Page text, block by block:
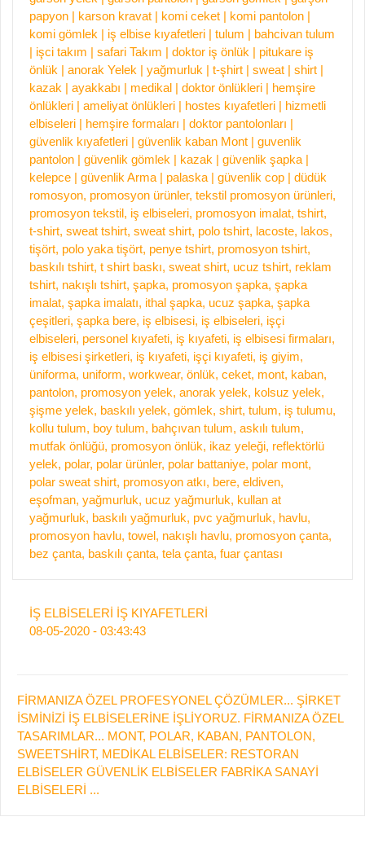
papyon | karson kravat | komi ceket | komi pantolon |
komi gömlek | iş elbise kıyafetleri | tulum | bahcivan tulum
| işci takım | safari Takım | doktor iş önlük | pitukare iş
önlük | anorak Yelek | yağmurluk | t-şhirt | sweat | shirt |
kazak | ayakkabı | medikal | doktor önlükleri | hemşire
önlükleri | ameliyat önlükleri | hostes kıyafetleri | hizmetli
elbiseleri | hemşire formaları | doktor pantolonları |
güvenlik kıyafetleri | güvenlik kaban Mont | guvenlik
pantolon | güvenlik gömlek | kazak | güvenlik şapka |
kelepce | güvenlik Arma | palaska | güvenlik cop | düdük
romosyon, promosyon ürünler, tekstil promosyon ürünleri,
promosyon tekstil, iş elbiseleri, promosyon imalat, tshirt,
t-shirt, sweat tshirt, sweat shirt, polo tshirt, lacoste, lakos,
tişört, polo yaka tişört, penye tshirt, promosyon tshirt,
baskılı tshirt, t shirt baskı, sweat shirt, ucuz tshirt, reklam
tshirt, nakışlı tshirt, şapka, promosyon şapka, şapka
imalat, şapka imalatı, ithal şapka, ucuz şapka, şapka
çeşitleri, şapka bere, iş elbisesi, iş elbiseleri, işçi
elbiseleri, personel kıyafeti, iş kıyafeti, iş elbisesi firmaları,
iş elbisesi şirketleri, iş kıyafeti, işçi kıyafeti, iş giyim,
üniforma, uniform, workwear, önlük, ceket, mont, kaban,
pantolon, promosyon yelek, anorak yelek, kolsuz yelek,
şişme yelek, baskılı yelek, gömlek, shirt, tulum, iş tulumu,
kollu tulum, boy tulum, bahçıvan tulum, askılı tulum,
mutfak önlüğü, promosyon önlük, ikaz yeleği, reflektörlü
yelek, polar, polar ürünler, polar battaniye, polar mont,
polar sweat shirt, promosyon atkı, bere, eldiven,
eşofman, yağmurluk, ucuz yağmurluk, kullan at
yağmurluk, baskılı yağmurluk, pvc yağmurluk, havlu,
promosyon havlu, towel, nakışlı havlu, promosyon çanta,
bez çanta, baskılı çanta, tela çanta, fuar çantası
İŞ ELBİSELERİ İŞ KIYAFETLERİ
08-05-2020 - 03:43:43
FİRMANIZA ÖZEL PROFESYONEL ÇÖZÜMLER... ŞİRKET
İSMİNİZİ İŞ ELBİSELERİNE İŞLİYORUZ. FİRMANIZA ÖZEL
TASARIMLAR... MONT, POLAR, KABAN, PANTOLON,
SWEETSHİRT, MEDİKAL ELBİSELER: RESTORAN
ELBİSELER GÜVENLİK ELBİSELER FABRİKA SANAYİ
ELBİSELERİ ...